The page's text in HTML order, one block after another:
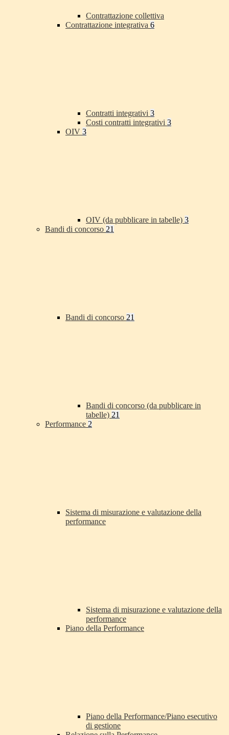
Contrattazione collettiva
Contrattazione integrativa 6
Contratti integrativi 3
Costi contratti integrativi 3
OIV 3
OIV (da pubblicare in tabelle) 3
Bandi di concorso 21
Bandi di concorso 21
Bandi di concorso (da pubblicare in
tabelle) 21
Performance 2
Sistema di misurazione e valutazione della
performance
Sistema di misurazione e valutazione della
performance
Piano della Performance
Piano della Performance/Piano esecutivo
di gestione